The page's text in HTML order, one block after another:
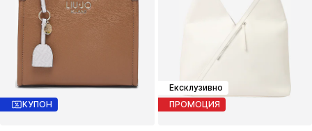
КУПОН
Ексклузивно
ПРОМОЦИЯ